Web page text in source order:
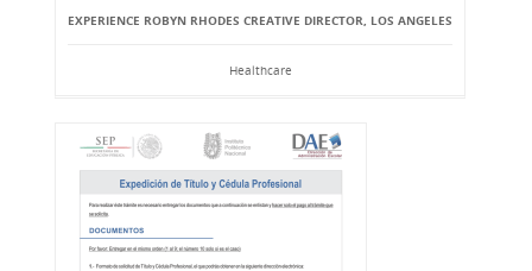
EXPERIENCE ROBYN RHODES CREATIVE DIRECTOR, LOS ANGELES
Healthcare